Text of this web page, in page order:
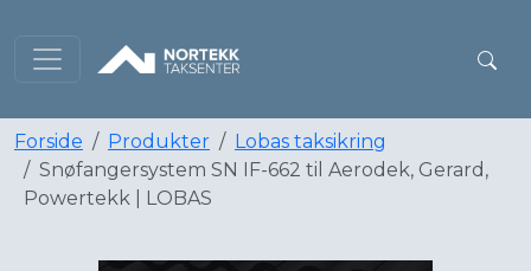
Forside Produkter
Lobas taksikring
Snøfangersystem SN IF-662 til Aerodek, Gerard,
Powertekk | LOBAS